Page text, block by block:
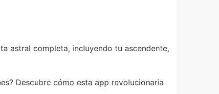
astral completa, incluyendo tu ascendente,
Descubre cómo esta app revolucionaria